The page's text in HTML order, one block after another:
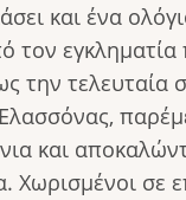
και ένα
τον
την τελευταία
και
Χωρισμένοι σε